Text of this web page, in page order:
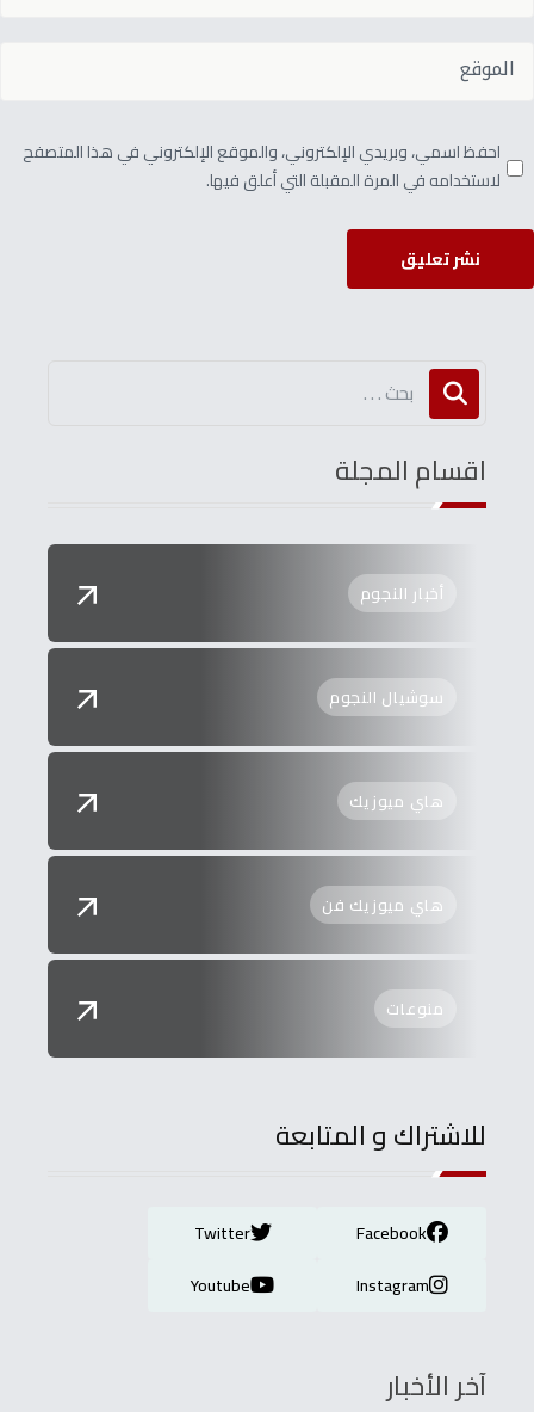
احفظ اسمي، وبريدي الإلكتروني، والموقع الإلكتروني في هذا المتصفح
لاستخدامه في المرة المقبلة التي أعلق فيها.
نشر تعليق
اقسام المجلة
أخبار النجوم
سوشيال النجوم
هاي ميوزيك
هاي ميوزيك فن
منوعات
للاشتراك و المتابعة
Facebook
Twitter
Instagram
Youtube
آخر الأخبار